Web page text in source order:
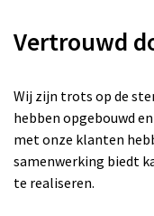
Vertrouwd
Wij zijn trots op de
hebben opgebouwd
met onze klanten
samenwerking biedt
te realiseren.